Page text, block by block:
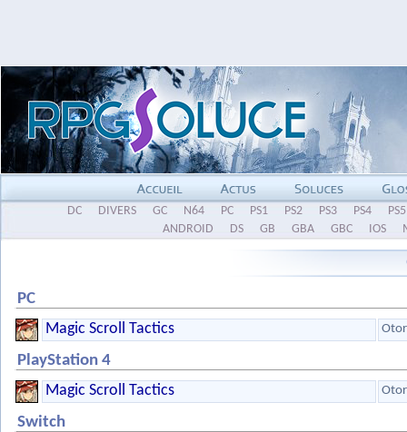
DC DIVERS GC N64 PC PS1 PS2 PS3 PS4
PS5
ANDROID
DS GB GBA GBC IOS
PC
Magic Scroll Tactics
PlayStation 4
Magic Scroll Tactics
Switch